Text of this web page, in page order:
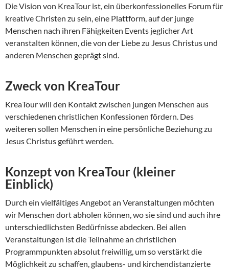
Die Vision von KreaTour ist, ein überkonfessionelles Forum für
kreative Christen zu sein, eine Plattform, auf der junge
Menschen nach ihren Fähigkeiten Events jeglicher Art
veranstalten können, die von der Liebe zu Jesus Christus und
anderen Menschen geprägt sind.
Zweck von KreaTour
KreaTour will den Kontakt zwischen jungen Menschen aus
verschiedenen christlichen Konfessionen fördern. Des
weiteren sollen Menschen in eine persönliche Beziehung zu
Jesus Christus geführt werden.
Konzept von KreaTour (kleiner
Einblick)
Durch ein vielfältiges Angebot an Veranstaltungen möchten
wir Menschen dort abholen können, wo sie sind und auch ihre
unterschiedlichsten Bedürfnisse abdecken. Bei allen
Veranstaltungen ist die Teilnahme an christlichen
Programmpunkten absolut freiwillig, um so verstärkt die
Möglichkeit zu schaffen, glaubens- und kirchendistanzierte